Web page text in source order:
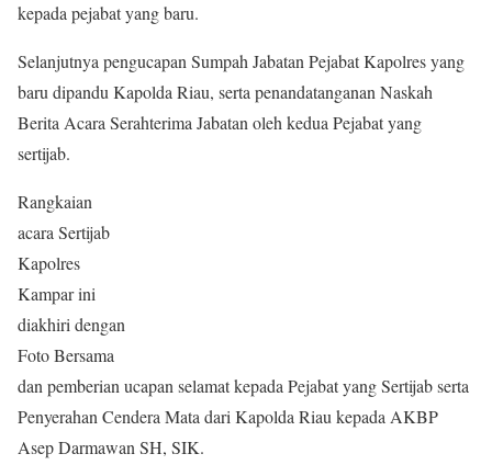
kepada pejabat yang baru.
Selanjutnya pengucapan Sumpah Jabatan Pejabat Kapolres yang
baru dipandu Kapolda Riau, serta penandatanganan Naskah
Berita Acara Serahterima Jabatan oleh kedua Pejabat yang
sertijab.
Rangkaian
acara Sertijab
Kapolres
Kampar ini
diakhiri dengan
Foto Bersama
dan pemberian ucapan selamat kepada Pejabat yang Sertijab serta
Penyerahan Cendera Mata dari Kapolda Riau kepada AKBP
Asep Darmawan SH, SIK.